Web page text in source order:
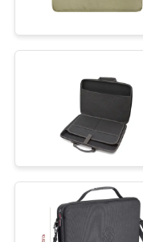
Saco